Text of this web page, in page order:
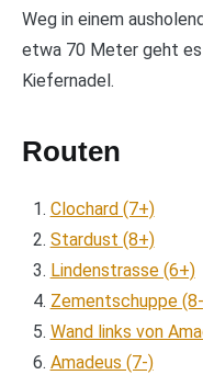
Weg in einem
etwa 70 Meter geht
Kiefernadel.
Routen
Clochard (7+)
Stardust (8+)
Lindenstrasse (6+)
Zementschuppe
Wand links von
Amadeus (7-)